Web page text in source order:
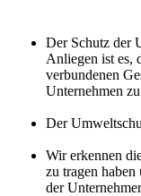
Der Schutz der
Anliegen ist es,
verbundenen
Unternehmen
Der
Wir erkennen
zu tragen
der